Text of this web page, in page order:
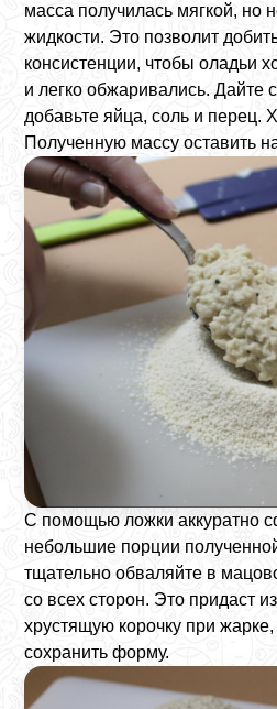
масса получилась мягкой, но
жидкости. Это позволит
консистенции, чтобы оладьи
и легко обжаривались. Дайте
добавьте яйца, соль и
Полученную массу оставить
С помощью ложки аккуратно
небольшие порции
тщательно обваляйте в
со всех сторон. Это придаст
хрустящую корочку при
сохранить форму.